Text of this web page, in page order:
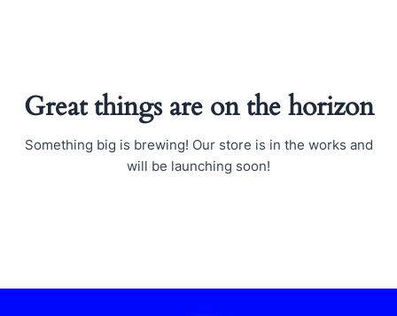
Great things are on the horizon
Something big is brewing! Our store is in the works and
will be launching soon!